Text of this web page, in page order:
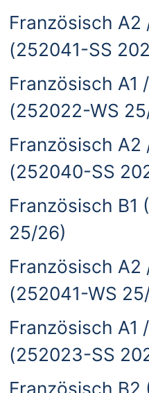
Französisch A2
(252041-SS
Französisch A1
(252022-WS
Französisch A2
(252040-SS
Französisch B1
25/26)
Französisch A2
(252041-WS
Französisch A1
(252023-SS
Französisch B2